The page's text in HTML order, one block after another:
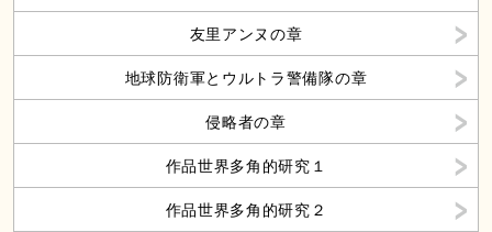
友里アンヌの章
地球防衛軍とウルトラ警備隊の章
侵略者の章
作品世界多角的研究１
作品世界多角的研究２